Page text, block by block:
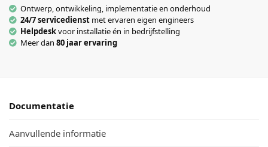
Ontwerp, ontwikkeling, implementatie en onderhoud
24/7 servicedienst met ervaren eigen engineers
Helpdeskvoor installatie én in bedrijfstelling
Meer dan 80 jaar ervaring
Documentatie
Aanvullende informatie